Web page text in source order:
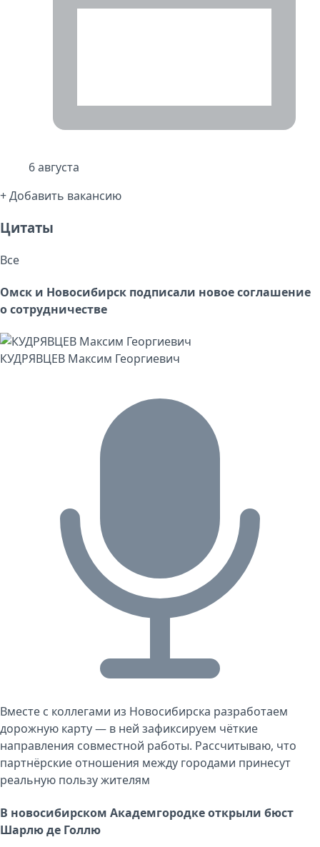
6 августа
+ Добавить вакансию
Цитаты
Все
Омск и Новосибирск подписали новое соглашение
о сотрудничестве
КУДРЯВЦЕВ Максим Георгиевич
Вместе с коллегами из Новосибирска разработаем
дорожную карту — в ней зафиксируем чёткие
направления совместной работы. Рассчитываю, что
партнёрские отношения между городами принесут
реальную пользу жителям
В новосибирском Академгородке открыли бюст
Шарлю де Голлю